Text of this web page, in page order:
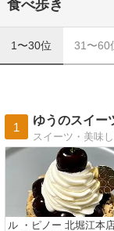
食べ歩き
1〜30位 31〜60
1
ゆうのスイー
ル ・ピノー 北堀江本